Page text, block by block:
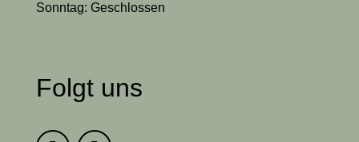
Sonntag: Geschlossen
Folgt uns